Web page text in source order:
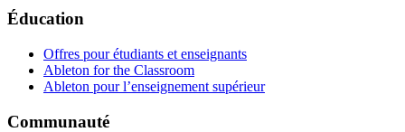
Éducation
Offres pour étudiants et enseignants
Ableton for the Classroom
Ableton pour l’enseignement supérieur
Communauté